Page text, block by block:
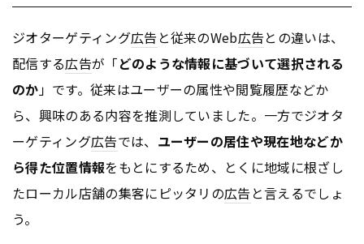
ジオターゲティング広告 と従来のWeb広告との違いは、
配信する広告が「どのような情報に基づいて選択される
のか」です。従来はユーザーの属性や閲覧履歴などか
ら、興味のある内容を推測していました。一方でジオタ
ーゲティング広告では、 ユーザーの居住や現在地などか
ら得た位置情報をもとにするため、とくに地域に根ざし
たローカル店舗の集客にピッタリの広告 と言えるでしょ
う。